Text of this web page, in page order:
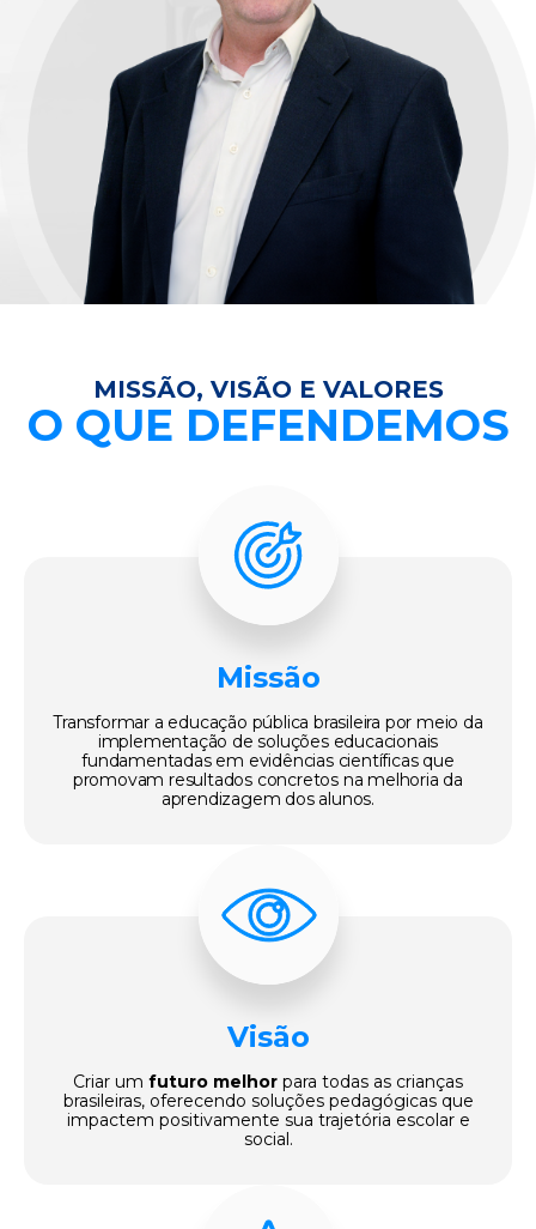
MISSÃO, VISÃO E VALORES
O QUE DEFENDEMOS
Missão
Transformar a educação pública brasileira por meio da
implementação de soluções educacionais
fundamentadas em evidências científicas que
promovam resultados concretos na melhoria da
aprendizagem dos alunos.
Visão
Criar um futuro melhor para todas as crianças
brasileiras, oferecendo soluções pedagógicas que
impactem positivamente sua trajetória escolar e
social.